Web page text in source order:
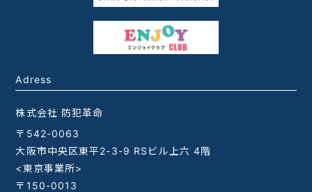
Adress
株式会社 防犯革命
〒542-0063
大阪市中央区東平2-3-9 RSビル上六 4階
<東京事業所>
〒150-0013